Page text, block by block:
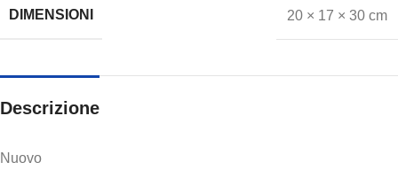
DIMENSIONI 20 × 17 × 30 cm
Descrizione
Nuovo